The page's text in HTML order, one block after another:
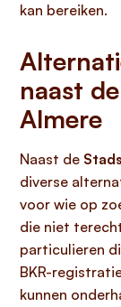
kan bereiken.
naast
Almere
Naast de
diverse
voor wie op
die niet
particulieren
BKR-
kunnen